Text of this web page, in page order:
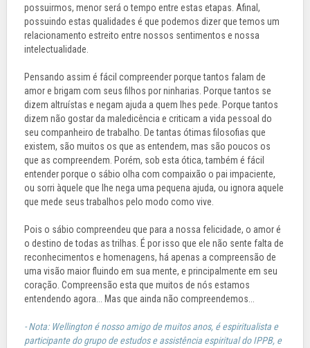
possuirmos, menor será o tempo entre estas etapas. Afinal,
possuindo estas qualidades é que podemos dizer que temos um
relacionamento estreito entre nossos sentimentos e nossa
intelectualidade.
Pensando assim é fácil compreender porque tantos falam de
amor e brigam com seus filhos por ninharias. Porque tantos se
dizem altruístas e negam ajuda a quem lhes pede. Porque tantos
dizem não gostar da maledicência e criticam a vida pessoal do
seu companheiro de trabalho. De tantas ótimas filosofias que
existem, são muitos os que as entendem, mas são poucos os
que as compreendem. Porém, sob esta ótica, também é fácil
entender porque o sábio olha com compaixão o pai impaciente,
ou sorri àquele que lhe nega uma pequena ajuda, ou ignora aquele
que mede seus trabalhos pelo modo como vive.
Pois o sábio compreendeu que para a nossa felicidade, o amor é
o destino de todas as trilhas. É por isso que ele não sente falta de
reconhecimentos e homenagens, há apenas a compreensão de
uma visão maior fluindo em sua mente, e principalmente em seu
coração. Compreensão esta que muitos de nós estamos
entendendo agora... Mas que ainda não compreendemos...
- Nota: Wellington é nosso amigo de muitos anos, é espiritualista e
participante do grupo de estudos e assistência espiritual do IPPB, e